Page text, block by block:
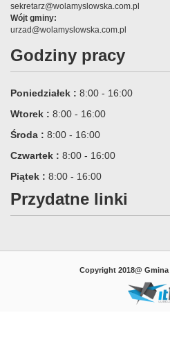
sekretarz@wolamyslowska.com.pl
Wójt gminy:
urzad@wolamyslowska.com.pl
Godziny pracy
Poniedziałek : 8:00 - 16:00
Wtorek : 8:00 - 16:00
Środa : 8:00 - 16:00
Czwartek : 8:00 - 16:00
Piątek : 8:00 - 16:00
Przydatne linki
Copyright 2018@ Gmina